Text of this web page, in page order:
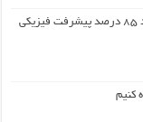
طراحی شهری محدوده قلعه وکیل‌آباد ۸۵ درصد پیشرفت فیزیکی
کنیم